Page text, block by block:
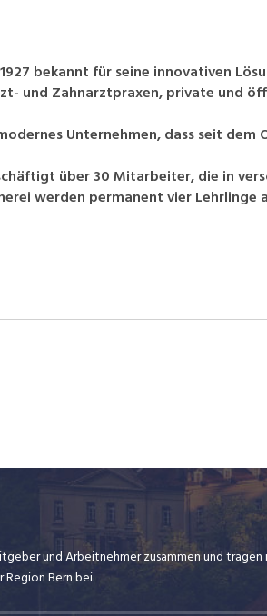
bekannt für seine innovativen
und Zahnarztpraxen, private und
Unternehmen, dass seit
über 30 Mitarbeiter, die in
werden permanent vier Lehrlinge
und Arbeitnehmer zusammen und tragen
Bern bei.